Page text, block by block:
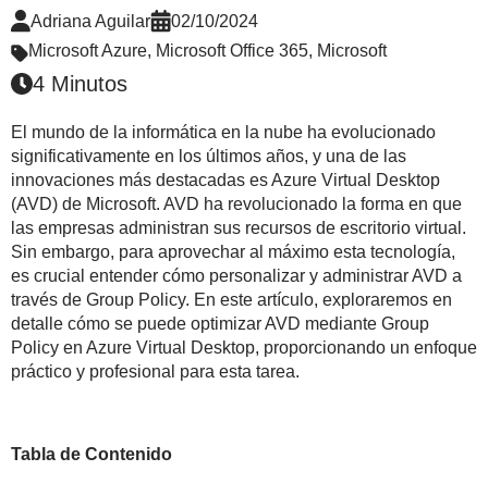
Adriana Aguilar
02/10/2024
Microsoft Azure, Microsoft Office 365, Microsoft
4 Minutos
El mundo de la informática en la nube ha evolucionado
significativamente en los últimos años, y una de las
innovaciones más destacadas es Azure Virtual Desktop
(AVD) de Microsoft. AVD ha revolucionado la forma en que
las empresas administran sus recursos de escritorio virtual.
Sin embargo, para aprovechar al máximo esta tecnología,
es crucial entender cómo personalizar y administrar AVD a
través de Group Policy. En este artículo, exploraremos en
detalle cómo se puede optimizar AVD mediante Group
Policy en Azure Virtual Desktop, proporcionando un enfoque
práctico y profesional para esta tarea.
Tabla de Contenido